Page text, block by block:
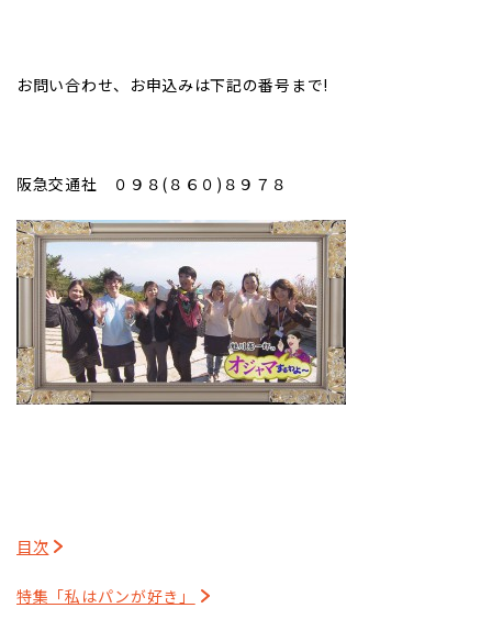
お問い合わせ、お申込みは下記の番号まで!
阪急交通社 ０９８(８６０)８９７８
目次
特集「私はパンが好き」